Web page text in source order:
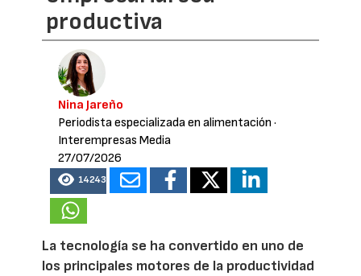
productiva
Nina Jareño
Periodista especializada en alimentación ·
Interempresas Media
27/07/2026
14243
La tecnología se ha convertido en uno de
los principales motores de la productividad